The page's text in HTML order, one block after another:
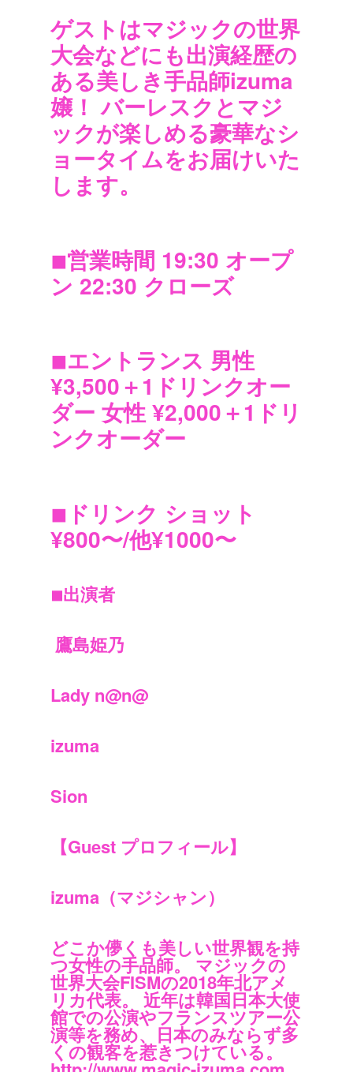
ゲストはマジックの世界
大会などにも出演経歴の
ある美しき手品師izuma
嬢！ バーレスクとマジ
ックが楽しめる豪華なシ
ョータイムをお届けいた
します。
◾︎営業時間 19:30 オープ
ン 22:30 クローズ
◾︎エントランス 男性
¥3,500＋1ドリンクオー
ダー 女性 ¥2,000＋1ドリ
ンクオーダー
◾︎ ドリンク ショット
¥800〜/他¥1000〜
◾︎出演者
鷹島姫乃
Lady n@n@
izuma
Sion
【Guest プロフィール】
izuma（マジシャン）
どこか儚くも美しい世界観を持
つ女性の手品師。 マジックの
世界大会FISMの2018年北アメ
リカ代表。 近年は韓国日本大使
館での公演やフランスツアー公
演等を務め、日本のみならず多
くの観客を惹きつけている。